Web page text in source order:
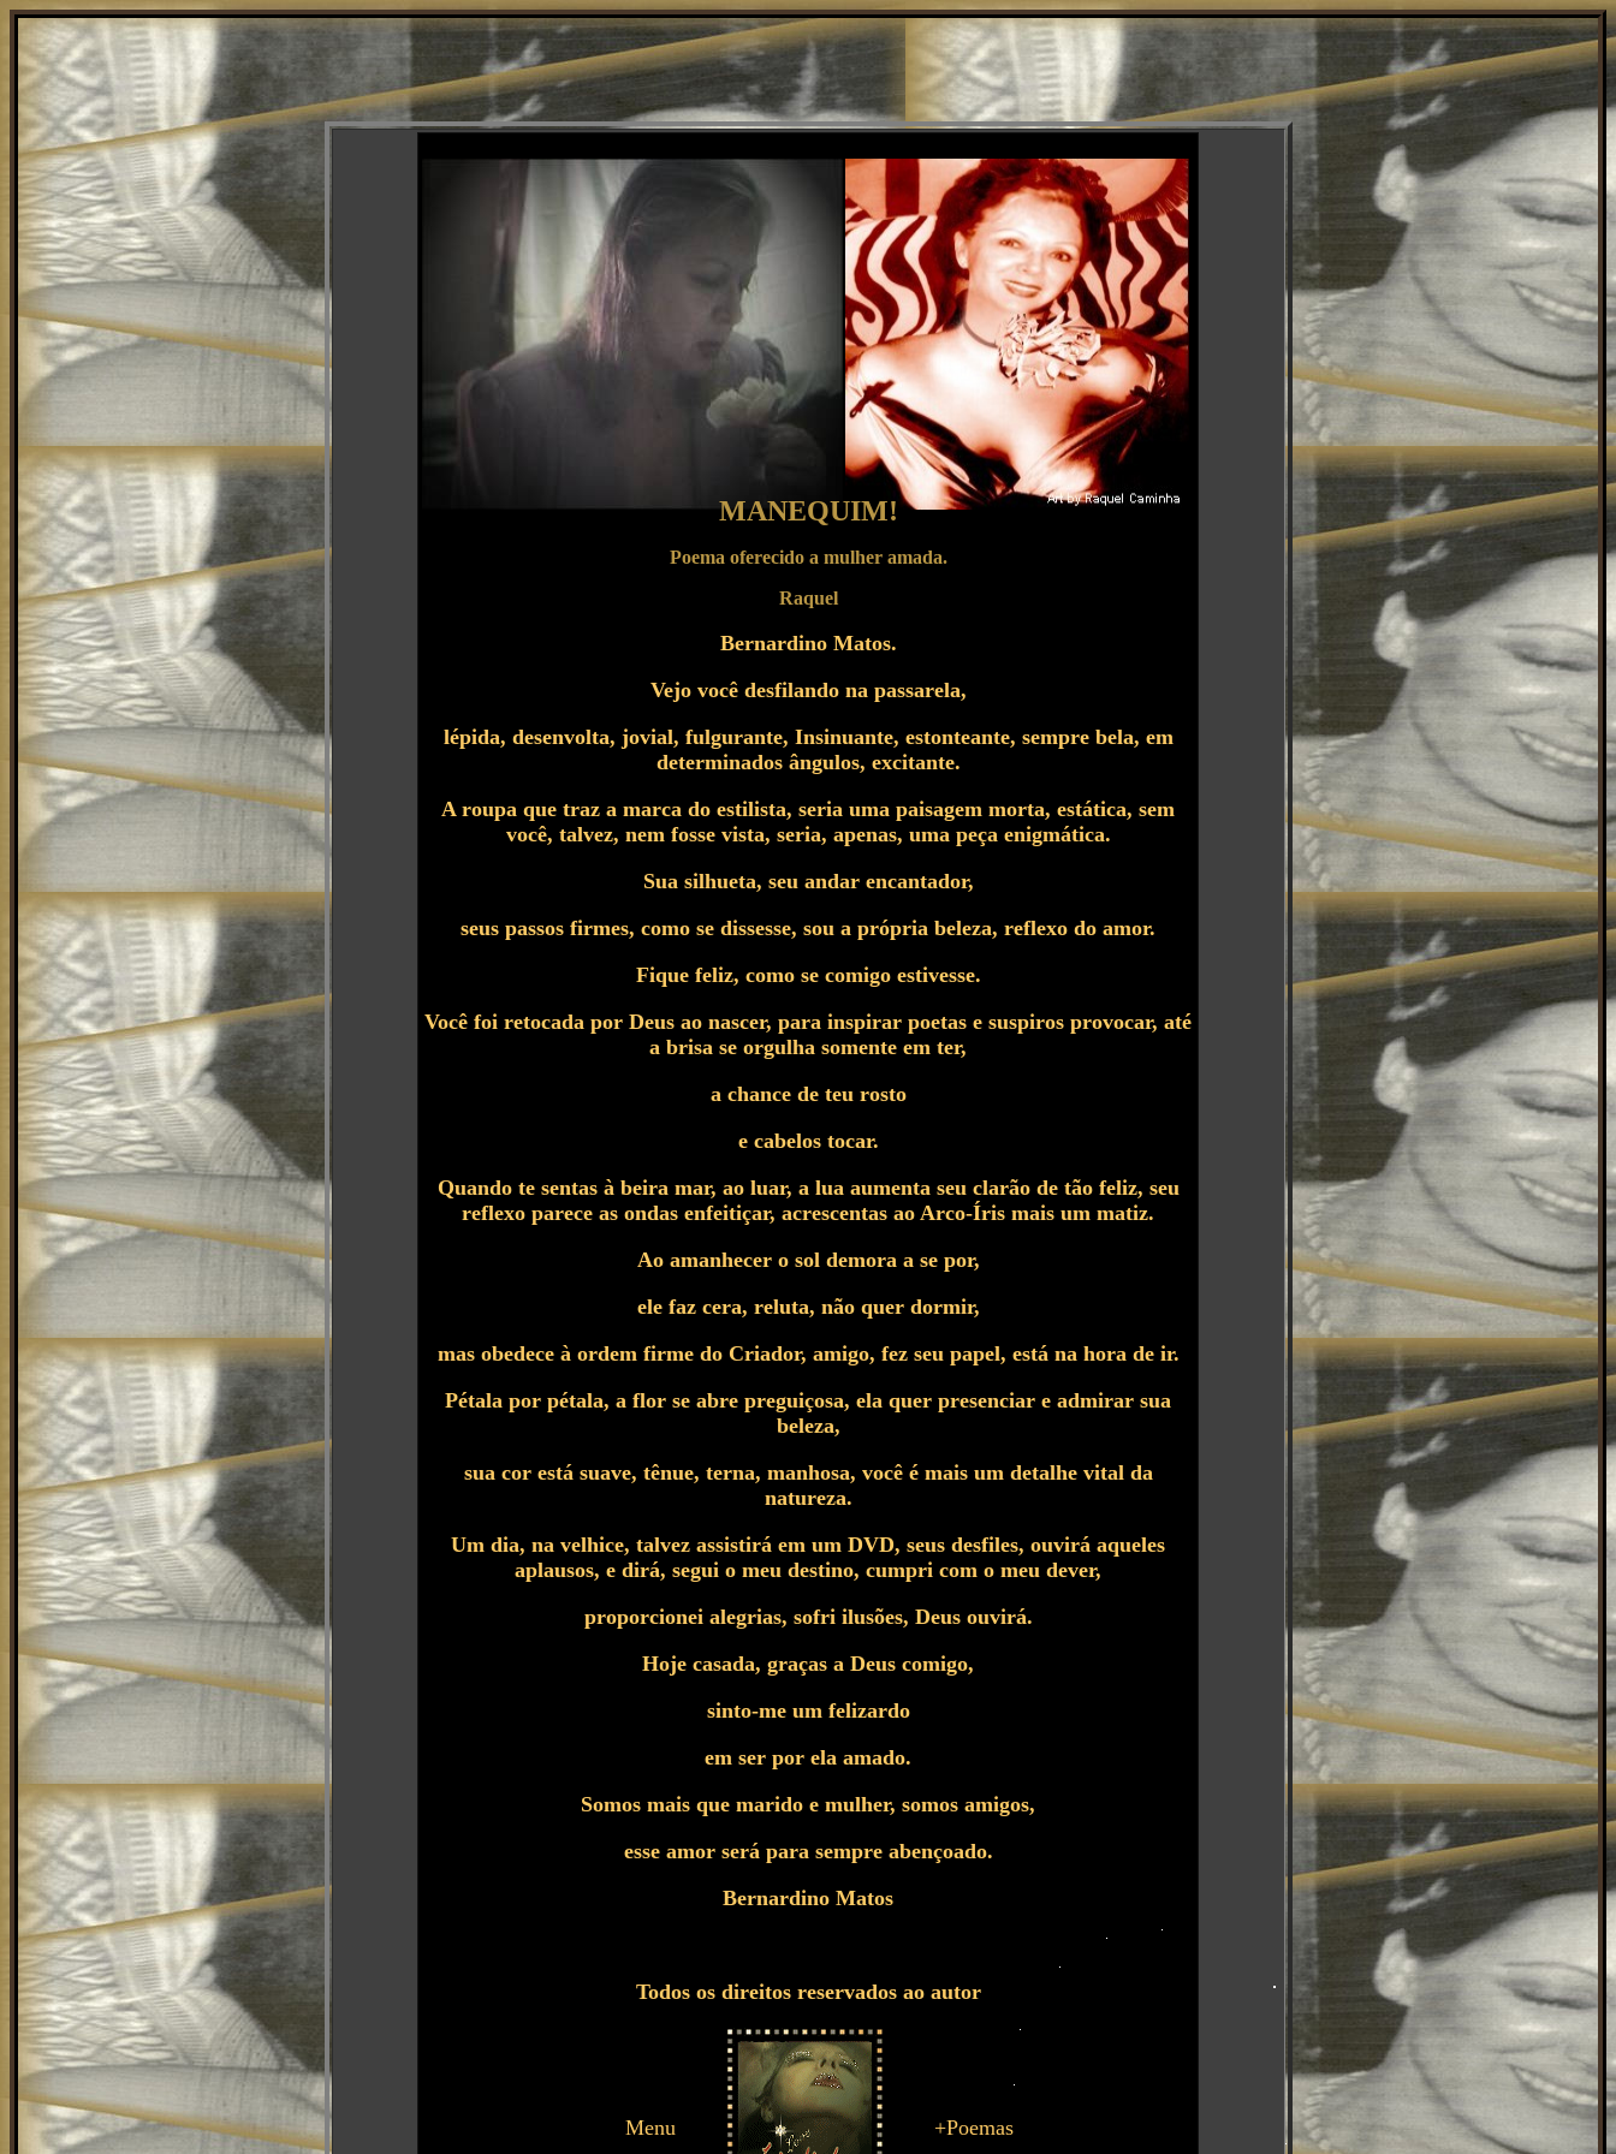
MANEQUIM!
Poema oferecido a mulher amada.
Raquel
Bernardino Matos.
Vejo você desfilando na passarela,
lépida, desenvolta, jovial, fulgurante, Insinuante, estonteante, sempre bela, em
determinados ângulos, excitante.
A roupa que traz a marca do estilista, seria uma paisagem morta, estática, sem
você, talvez, nem fosse vista, seria, apenas, uma peça enigmática.
Sua silhueta, seu andar encantador,
seus passos firmes, como se dissesse, sou a própria beleza, reflexo do amor.
Fique feliz, como se comigo estivesse.
Você foi retocada por Deus ao nascer, para inspirar poetas e suspiros provocar, até
a brisa se orgulha somente em ter,
a chance de teu rosto
e cabelos tocar.
Quando te sentas à beira mar, ao luar, a lua aumenta seu clarão de tão feliz, seu
reflexo parece as ondas enfeitiçar, acrescentas ao Arco-Íris mais um matiz.
Ao amanhecer o sol demora a se por,
ele faz cera, reluta, não quer dormir,
mas obedece à ordem firme do Criador, amigo, fez seu papel, está na hora de ir.
Pétala por pétala, a flor se abre preguiçosa, ela quer presenciar e admirar sua
beleza,
sua cor está suave, tênue, terna, manhosa, você é mais um detalhe vital da
natureza.
Um dia, na velhice, talvez assistirá em um DVD, seus desfiles, ouvirá aqueles
aplausos, e dirá, segui o meu destino, cumpri com o meu dever,
proporcionei alegrias, sofri ilusões, Deus ouvirá.
Hoje casada, graças a Deus comigo,
sinto-me um felizardo
em ser por ela amado.
Somos mais que marido e mulher, somos amigos,
esse amor será para sempre abençoado.
Bernardino Matos
Todos os direitos reservados ao autor
Menu +Poemas